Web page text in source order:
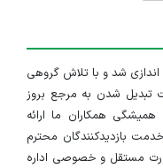
استخدام در تاریخ ۱۳۹۱/۱/۱۰ راه اندازی شد و با تلاش گروهی
تبدیل شدن به مرجع بروز
همکاران ما ارائه
بازدیدکنندگان محترم
مستقل و خصوصی اداره